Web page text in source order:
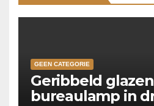
GEEN CATEGORIE
Geribbeld glazen
bureaulamp in